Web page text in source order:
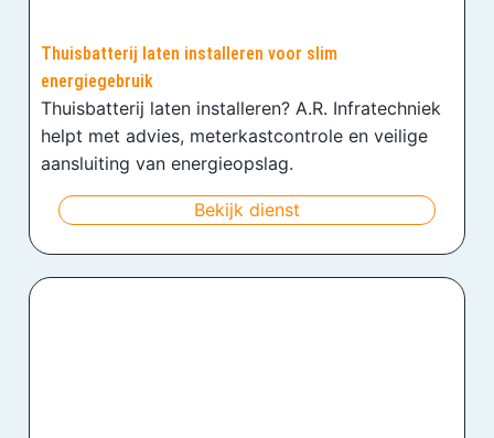
Thuisbatterij laten installeren voor slim
energiegebruik
Thuisbatterij laten installeren? A.R. Infratechniek
helpt met advies, meterkastcontrole en veilige
aansluiting van energieopslag.
Bekijk dienst